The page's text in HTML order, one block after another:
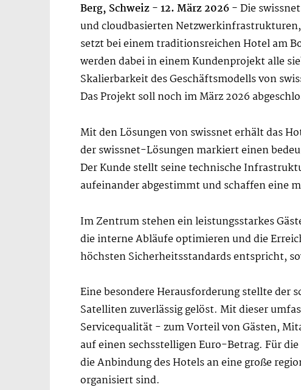
Berg, Schweiz - 12. März 2026 -Die
und cloudbasierten
setzt bei einem traditionsreichen Hotel am
werden dabei in einem Kundenprojekt alle
Skalierbarkeit des Geschäftsmodells von
Das Projekt soll noch im März 2026
Mit den Lösungen von swissnet erhält das
der swissnet-Lösungen markiert einen
Der Kunde stellt seine technische
aufeinander abgestimmt und schaffen eine
Im Zentrum stehen ein leistungsstarkes
die interne Abläufe optimieren und die
höchsten Sicherheitsstandards entspricht,
Eine besondere Herausforderung stellte der
Satelliten zuverlässig gelöst. Mit dieser
Servicequalität - zum Vorteil von Gästen,
auf einen sechsstelligen Euro-Betrag. Für
die Anbindung des Hotels an eine große
organisiert sind.